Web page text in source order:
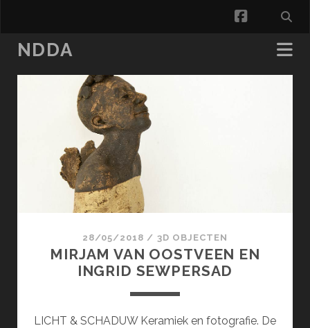
facebook
NDDA
NDDA
Posts
28/05/2018 / 3D OBJECTEN
MIRJAM VAN OOSTVEEN EN
INGRID SEWPERSAD
LICHT & SCHADUW Keramiek en fotografie. De